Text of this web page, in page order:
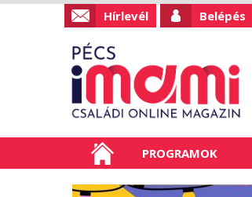
Hírlevél Belépés
PROGRAMOK